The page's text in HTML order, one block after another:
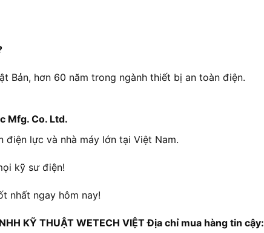
Bản, hơn 60 năm trong ngành thiết bị an toàn điện.
Mfg. Co. Ltd.
lực và nhà máy lớn tại Việt Nam.
kỹ sư điện!
nhất ngay hôm nay!
KỸ THUẬT WETECH VIỆT Địa chỉ mua hàng tin cậy: